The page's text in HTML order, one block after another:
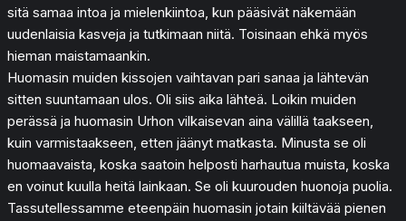
sitä samaa intoa ja mielenkiintoa, kun pääsivät näkemään
uudenlaisia kasveja ja tutkimaan niitä. Toisinaan ehkä myös
hieman maistamaankin.
Huomasin muiden kissojen vaihtavan pari sanaa ja lähtevän
sitten suuntamaan ulos. Oli siis aika lähteä. Loikin muiden
perässä ja huomasin Urhon vilkaisevan aina välillä taakseen,
kuin varmistaakseen, etten jäänyt matkasta. Minusta se oli
huomaavaista, koska saatoin helposti harhautua muista, koska
en voinut kuulla heitä lainkaan. Se oli kuurouden huonoja puolia.
Tassutellessamme eteenpäin huomasin jotain kiiltävää pienen